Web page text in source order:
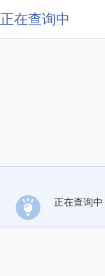
正在查询中
正在查询